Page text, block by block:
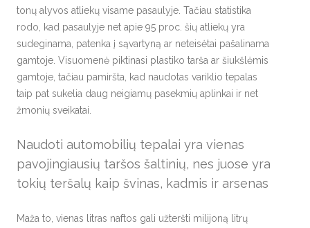
tonų alyvos atliekų visame pasaulyje. Tačiau statistika
rodo, kad pasaulyje net apie 95 proc. šių atliekų yra
sudeginama, patenka į sąvartyną ar neteisėtai pašalinama
gamtoje. Visuomenė piktinasi plastiko tarša ar šiukšlėmis
gamtoje, tačiau pamiršta, kad naudotas variklio tepalas
taip pat sukelia daug neigiamų pasekmių aplinkai ir net
žmonių sveikatai.
Naudoti automobilių tepalai yra vienas
pavojingiausių taršos šaltinių, nes juose yra
tokių teršalų kaip švinas, kadmis ir arsenas
Maža to, vienas litras naftos gali užteršti milijoną litrų